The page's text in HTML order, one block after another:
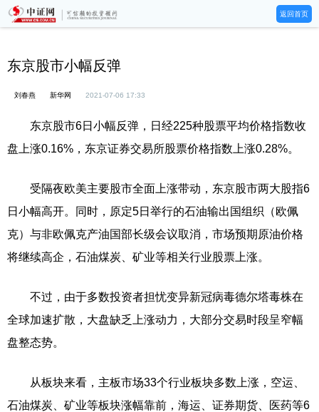
返回首页
东京股市小幅反弹
刘春燕 新华网 2021-07-06 17:33
东京股市6日小幅反弹，日经225种股票平均价格指数收
盘上涨0.16%，东京证券交易所股票价格指数上涨0.28%。
受隔夜欧美主要股市全面上涨带动，东京股市两大股指6
日小幅高开。同时，原定5日举行的石油输出国组织（欧佩
克）与非欧佩克产油国部长级会议取消，市场预期原油价格
将继续高企，石油煤炭、矿业等相关行业股票上涨。
不过，由于多数投资者担忧变异新冠病毒德尔塔毒株在
全球加速扩散，大盘缺乏上涨动力，大部分交易时段呈窄幅
盘整态势。
从板块来看，主板市场33个行业板块多数上涨，空运、
石油煤炭、矿业等板块涨幅靠前，海运、证券期货、医药等6